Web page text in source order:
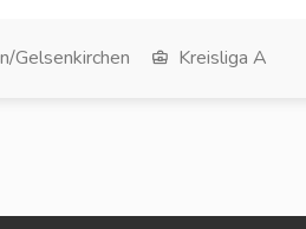
Gelsenkirchen Kreisliga A